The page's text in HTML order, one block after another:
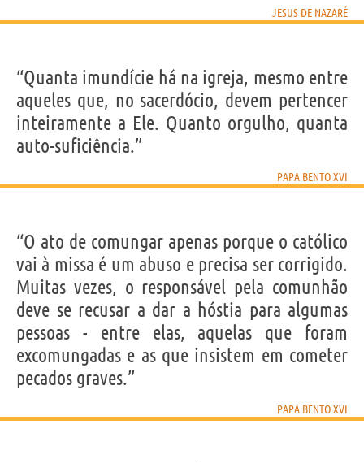
JESUS DE NAZARÉ
“Quanta imundície há na igreja, mesmo entre
aqueles que, no sacerdócio, devem pertencer
inteiramente a Ele. Quanto orgulho, quanta
auto-suficiência.”
PAPA BENTO XVI
“O ato de comungar apenas porque o católico
vai à missa é um abuso e precisa ser corrigido.
Muitas vezes, o responsável pela comunhão
deve se recusar a dar a hóstia para algumas
pessoas - entre elas, aquelas que foram
excomungadas e as que insistem em cometer
pecados graves.”
PAPA BENTO XVI